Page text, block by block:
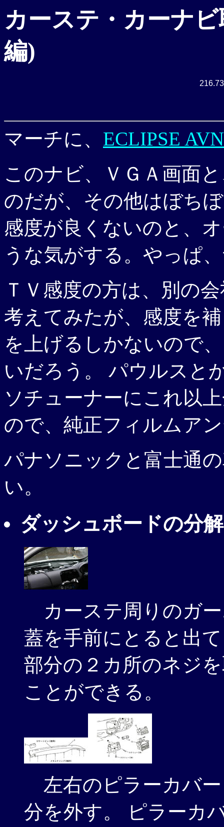
カーステ・カーナ
編)
マーチに、 ECLIPSE
このナビ、ＶＧＡ画面
のだが、その他はぼち
感度が良くないのと、
うな気がする。やっぱ
ＴＶ感度の方は、別の
考えてみたが、感度を
を上げるしかないので
いだろう。 パウルスと
ソチューナーにこれ以
ので、純正フィルムア
パナソニックと富士通
い。
ダッシュボードの分解
カーステ周りのガ
蓋を手前にとると出
部分の２カ所のネジ
ことができる。
左右のピラーカバ
分を外す。 ピラーカ